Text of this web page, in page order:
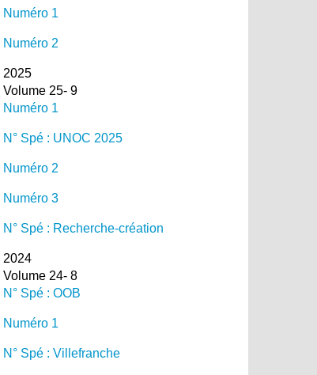
Numéro 1
Numéro 2
2025
Volume 25- 9
Numéro 1
N° Spé : UNOC 2025
Numéro 2
Numéro 3
N° Spé : Recherche-création
2024
Volume 24- 8
N° Spé : OOB
Numéro 1
N° Spé : Villefranche